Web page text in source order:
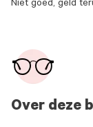
Over deze
Niet goed, geld